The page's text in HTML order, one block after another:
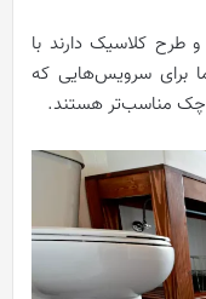
طرح کلاسیک دارند با
برای سرویس‌هایی که
مناسب‌تر هستند.